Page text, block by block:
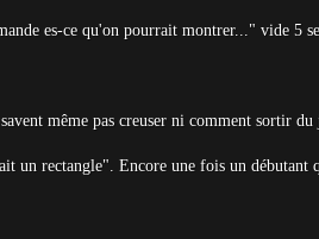
es-ce qu'on pourrait montrer..." vide 5
même pas creuser ni comment sortir
rectangle". Encore une fois un débutant